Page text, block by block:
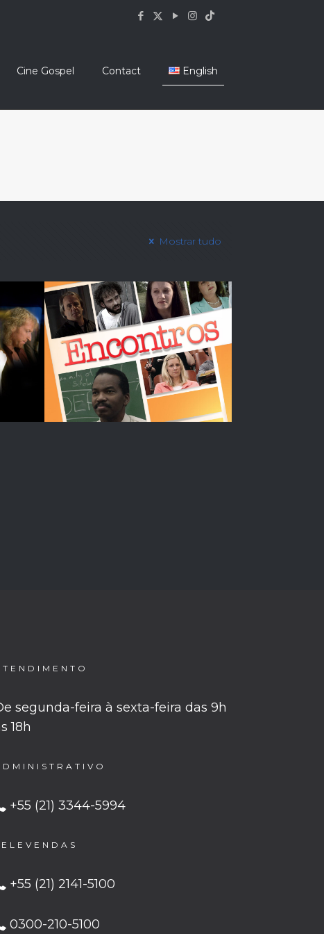
Cine Gospel Contact English
Mostrar tudo
segunda-feira à sexta-feira das 9h
18h
+55 (21) 3344-5994
+55 (21) 2141-5100
0300-210-5100